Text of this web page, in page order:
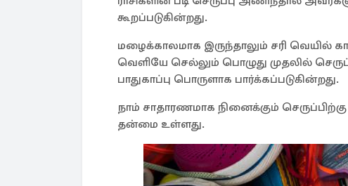
கூறப்படுகின்றது.
மழைக்காலமாக இருந்தாலும் சரி வெயில்
வெளியே செல்லும் பொழுது முதலில்
பாதுகாப்பு பொருளாக பார்க்கப்படுகின்றது.
நாம் சாதாரணமாக நினைக்கும்
தன்மை உள்ளது.